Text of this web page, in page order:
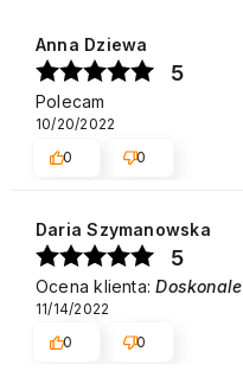
Anna Dziewa
5
Polecam
10/20/2022
0
0
Daria Szymanowska
5
Ocena klienta:Doskonale
11/14/2022
0
0